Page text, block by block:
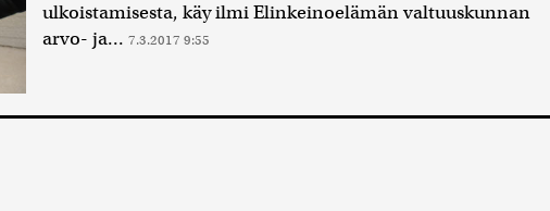
ulkoistamisesta, käy ilmi Elinkeinoelämän valtuuskunnan
arvo- ja... 7.3.2017 9:55